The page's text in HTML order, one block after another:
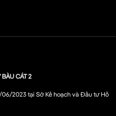
CÁT 2
06/2023 tại Sở Kế hoạch và Đầu tư Hồ